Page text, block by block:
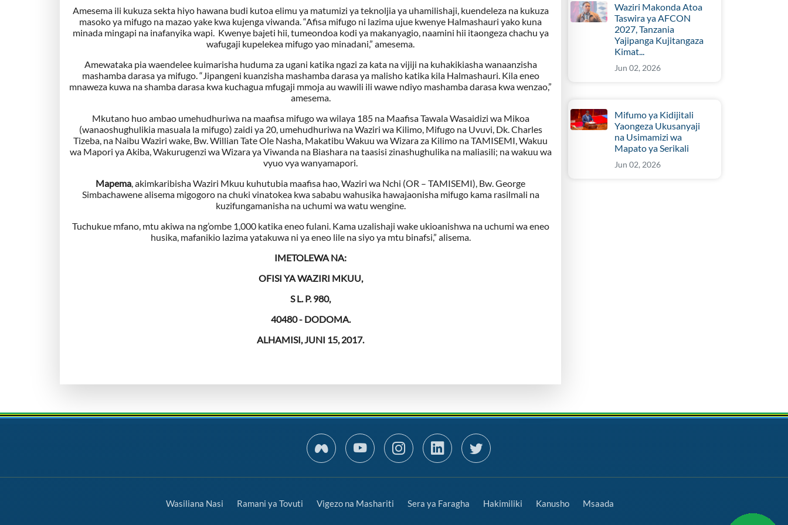
Amesema ili kukuza sekta hiyo hawana budi kutoa elimu ya matumizi ya teknoljia ya uhamilishaji, kuendeleza na kukuza
masoko ya mifugo na mazao yake kwa kujenga viwanda. “Afisa mifugo ni lazima ujue kwenye Halmashauri yako kuna
minada mingapi na inafanyika wapi. Kwenye bajeti hii, tumeondoa kodi ya makanyagio, naamini hii itaongeza chachu ya
wafugaji kupelekea mifugo yao minadani,” amesema.
Amewataka pia waendelee kuimarisha huduma za ugani katika ngazi za kata na vijiji na kuhakikiasha wanaanzisha
mashamba darasa ya mifugo. “Jipangeni kuanzisha mashamba darasa ya malisho katika kila Halmashauri. Kila eneo
mnaweza kuwa na shamba darasa kwa kuchagua mfugaji mmoja au wawili ili wawe ndiyo mashamba darasa kwa wenzao,”
amesema.
Mkutano huo ambao umehudhuriwa na maafisa mifugo wa wilaya 185 na Maafisa Tawala Wasaidizi wa Mikoa
(wanaoshughulikia masuala la mifugo) zaidi ya 20, umehudhuriwa na Waziri wa Kilimo, Mifugo na Uvuvi, Dk. Charles
Tizeba, na Naibu Waziri wake, Bw. Willian Tate Ole Nasha, Makatibu Wakuu wa Wizara za Kilimo na TAMISEMI, Wakuu
wa Mapori ya Akiba, Wakurugenzi wa Wizara ya Viwanda na Biashara na taasisi zinashughulika na maliasili; na wakuu wa
vyuo vya wanyamapori.
Mapema, akimkaribisha Waziri Mkuu kuhutubia maafisa hao, Waziri wa Nchi (OR – TAMISEMI), Bw. George
Simbachawene alisema migogoro na chuki vinatokea kwa sababu wahusika hawajaonisha mifugo kama rasilmali na
kuzifungamanisha na uchumi wa watu wengine.
Tuchukue mfano, mtu akiwa na ng’ombe 1,000 katika eneo fulani. Kama uzalishaji wake ukioanishwa na uchumi wa eneo
husika, mafanikio lazima yatakuwa ni ya eneo lile na siyo ya mtu binafsi,” alisema.
IMETOLEWA NA:
OFISI YA WAZIRI MKUU,
SL. P. 980,
40480- DODOMA.
ALHAMISI, JUNI 15, 2017.
Waziri Makonda Atoa
Taswira ya AFCON
2027, Tanzania
Yajipanga Kujitangaza
Kimat...
Jun 02, 2026
Mifumo ya Kidijitali
Yaongeza Ukusanyaji
na Usimamizi wa
Mapato ya Serikali
Jun 02, 2026
Wasiliana Nasi Ramani ya Tovuti Vigezo na Mashariti Sera ya Faragha Hakimiliki Kanusho Msaada